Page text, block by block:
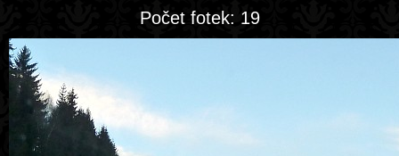
Počet fotek: 19